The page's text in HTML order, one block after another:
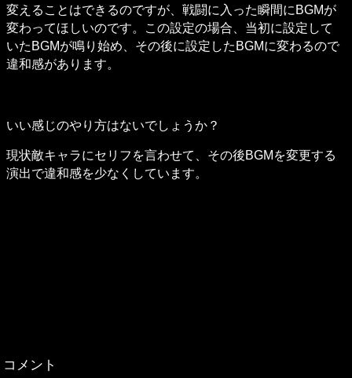
変えることはできるのですが、戦闘に入った瞬間にBGMが
変わってほしいのです。この設定の場合、当初に設定して
いたBGMが鳴り始め、その後に設定したBGMに変わるので
違和感があります。
いい感じのやり方はないでしょうか？
現状敵キャラにセリフを言わせて、その後BGMを変更する
演出で違和感を少なくしています。
コメント